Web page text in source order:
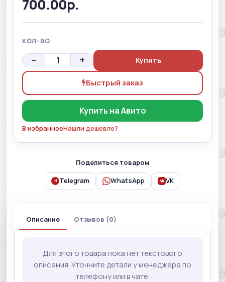
700.00р.
КОЛ-ВО
− + Купить
Быстрый заказ
Купить на Авито
В избранноеНашли дешевле?
Поделиться товаром
Telegram WhatsApp VK
Описание Отзывов (0)
Для этого товара пока нет текстового
описания. Уточните детали у менеджера по
телефону или в чате.